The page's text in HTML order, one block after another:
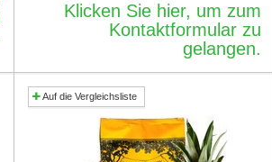
Klicken Sie hier, um zum
Kontaktformular zu
gelangen.
Auf die Vergleichsliste